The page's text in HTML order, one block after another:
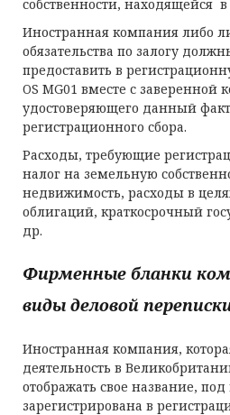
собственности, находящейся
Иностранная компания либо
обязательства по залогу
предоставить в
OS MG01 вместе с заверенной
удостоверяющего данный
регистрационного сбора.
Расходы, требующие
налог на земельную
недвижимость, расходы в
облигаций, краткосрочный
др.
Фирменные бланки
виды деловой
Иностранная компания,
деятельность в
отображать свое название,
зарегистрирована в